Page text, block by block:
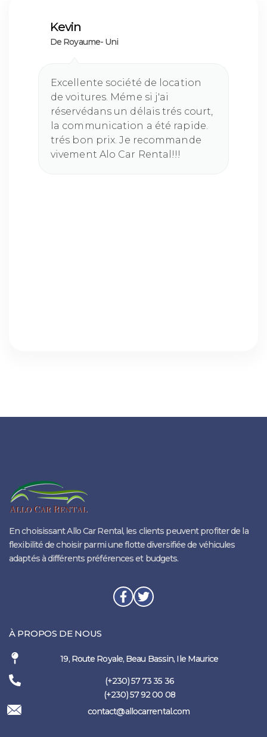
Excellente société de location
de voitures. Méme si j'ai
réservédans un délais trés court,
la communication a été rapide.
trés bon prix. Je recommande
vivement Alo Car Rental!!!
Kevin
De Royaume- Uni
En choisissant Allo Car Rental, les clients peuvent profiter de la
flexibilité de choisir parmi une flotte diversifiée de véhicules
adaptés à différents préférences et budgets.
À PROPOS DE NOUS
19, Route Royale, Beau Bassin, Ile Maurice
(+230) 57 73 35 36
(+230) 57 92 00 08
contact@allocarrental.com